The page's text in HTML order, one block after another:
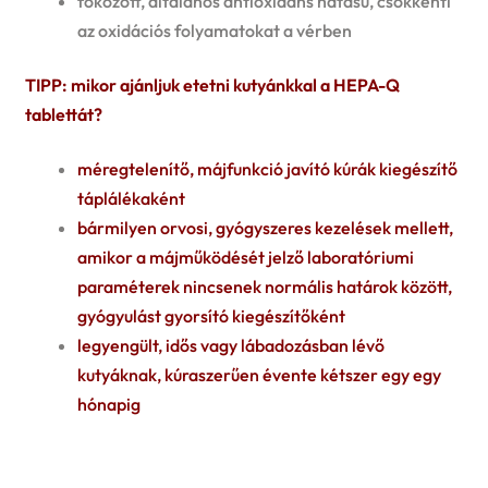
az oxidációs folyamatokat a vérben
TIPP: mikor ajánljuk etetni kutyánkkal a HEPA-Q
tablettát?
méregtelenítő, májfunkció javító kúrák kiegészítő
táplálékaként
bármilyen orvosi, gyógyszeres kezelések mellett,
amikor a májműködését jelző laboratóriumi
paraméterek nincsenek normális határok között,
gyógyulást gyorsító kiegészítőként
legyengült, idős vagy lábadozásban lévő
kutyáknak, kúraszerűen évente kétszer egy egy
hónapig